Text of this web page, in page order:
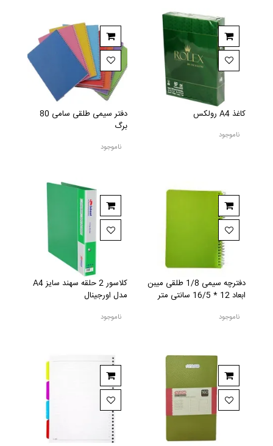
کاغذ A4 رولکس
ناموجود
دفتر سیمی طلقی سامی 80
برگ
ناموجود
دفترچه سیمی 1/8 طلقی میبن
ابعاد 12 * 16/5 سانتی متر
ناموجود
کلاسور 2 حلقه سهند سایز A4
مدل اورجینال
ناموجود